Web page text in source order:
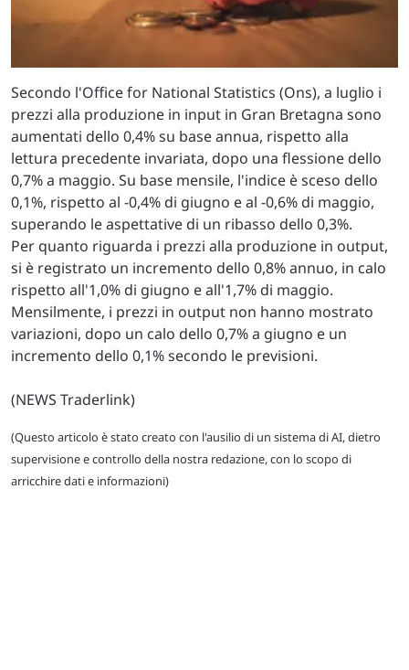
Secondo l'Office for National Statistics (Ons), a luglio i
prezzi alla produzione in input in Gran Bretagna sono
aumentati dello 0,4% su base annua, rispetto alla
lettura precedente invariata, dopo una flessione dello
0,7% a maggio. Su base mensile, l'indice è sceso dello
0,1%, rispetto al -0,4% di giugno e al -0,6% di maggio,
superando le aspettative di un ribasso dello 0,3%.
Per quanto riguarda i prezzi alla produzione in output,
si è registrato un incremento dello 0,8% annuo, in calo
rispetto all'1,0% di giugno e all'1,7% di maggio.
Mensilmente, i prezzi in output non hanno mostrato
variazioni, dopo un calo dello 0,7% a giugno e un
incremento dello 0,1% secondo le previsioni.
(NEWS Traderlink)
(Questo articolo è stato creato con l'ausilio di un sistema di AI, dietro
supervisione e controllo della nostra redazione, con lo scopo di
arricchire dati e informazioni)